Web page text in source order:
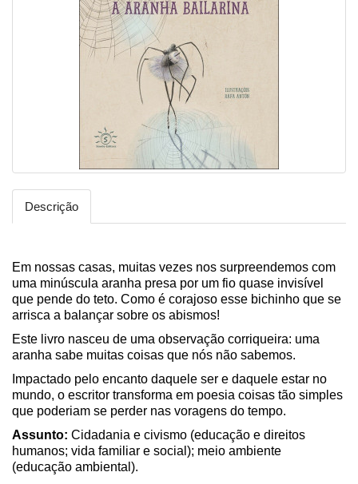
Descrição
Em nossas casas, muitas vezes nos surpreendemos com
uma minúscula aranha presa por um fio quase invisível
que pende do teto. Como é corajoso esse bichinho que se
arrisca a balançar sobre os abismos!
Este livro nasceu de uma observação corriqueira: uma
aranha sabe muitas coisas que nós não sabemos.
Impactado pelo encanto daquele ser e daquele estar no
mundo, o escritor transforma em poesia coisas tão simples
que poderiam se perder nas voragens do tempo.
Assunto: Cidadania e civismo (educação e direitos
humanos; vida familiar e social); meio ambiente
(educação ambiental).